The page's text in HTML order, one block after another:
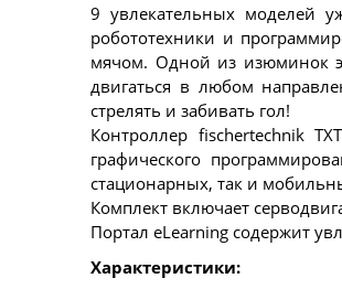
9 увлекательных моделей
робототехники и
мячом. Одной из изюминок
двигаться в любом
стрелять и забивать гол!
Контроллер fischertechnik
графического
стационарных, так и
Комплект включает
Портал eLearning содержит
Характеристики: